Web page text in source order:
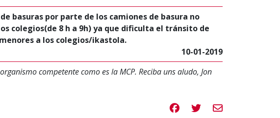
basuras por parte de los camiones de basura no
colegios(de 8 h a 9h) ya que dificulta el tránsito de
a los colegios/ikastola.
10-01-2019
competente como es la MCP. Reciba uns aludo, Jon
Compartir en Facebook
Compartir en
Compartir por